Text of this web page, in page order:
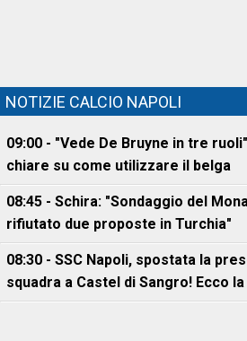
NOTIZIE CALCIO NAPOLI
09:00 - "Vede De Bruyne in tre
chiare su come utilizzare il belga
08:45 - Schira: "Sondaggio del
rifiutato due proposte in Turchia"
08:30 - SSC Napoli, spostata la
squadra a Castel di Sangro! Ecco